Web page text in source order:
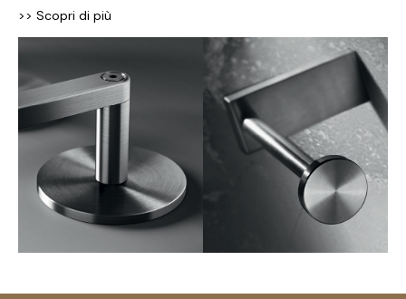
>> Scopri di più